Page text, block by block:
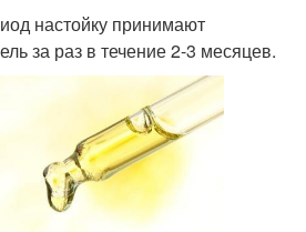
настойку принимают
за раз в течение 2-3 месяцев.